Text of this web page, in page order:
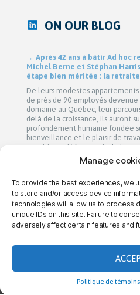
Manage
To provide the best experiences, we
to store and/or access device
technologies will allow us to process
unique IDs on this site. Failure to
adversely affect certain features and
Politique de témoins
ON OUR BLOG
Après 42 ans à bâtir Ad hoc
Michel Berne et Stéphan
étape bien méritée : la
De leurs modestes
de près de 90 employés
domaine au Québec, leur
delà de la croissance, ils auront
profondément humaine fondée
bienveillance et le plaisir de
transition a été amorcée […]
THE AD HOC
→ CONTACT US →